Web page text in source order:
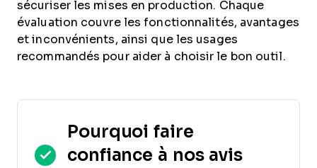
sécuriser les mises en production. Chaque
évaluation couvre les fonctionnalités, avantages
et inconvénients, ainsi que les usages
recommandés pour aider à choisir le bon outil.
Pourquoi faire
confiance à nos avis